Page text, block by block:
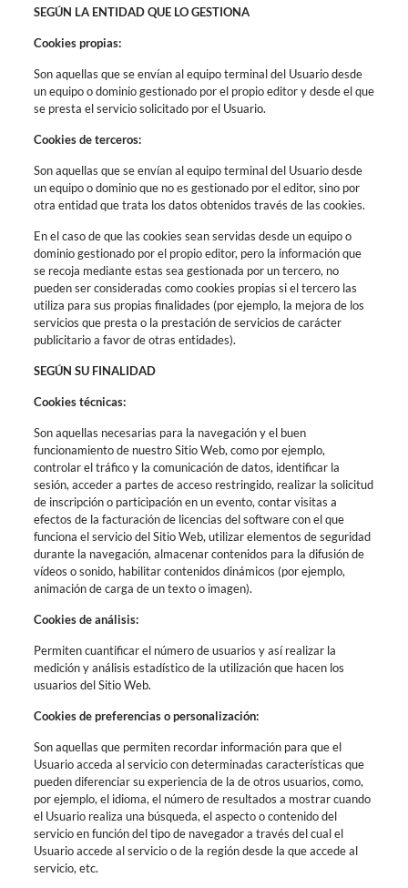
SEGÚN LA ENTIDAD QUE LO GESTIONA
Cookies propias:
Son aquellas que se envían al equipo terminal del Usuario desde
un equipo o dominio gestionado por el propio editor y desde el que
se presta el servicio solicitado por el Usuario.
Cookies de terceros:
Son aquellas que se envían al equipo terminal del Usuario desde
un equipo o dominio que no es gestionado por el editor, sino por
otra entidad que trata los datos obtenidos través de las cookies.
En el caso de que las cookies sean servidas desde un equipo o
dominio gestionado por el propio editor, pero la información que
se recoja mediante estas sea gestionada por un tercero, no
pueden ser consideradas como cookies propias si el tercero las
utiliza para sus propias finalidades (por ejemplo, la mejora de los
servicios que presta o la prestación de servicios de carácter
publicitario a favor de otras entidades).
SEGÚN SU FINALIDAD
Cookies técnicas:
Son aquellas necesarias para la navegación y el buen
funcionamiento de nuestro Sitio Web, como por ejemplo,
controlar el tráfico y la comunicación de datos, identificar la
sesión, acceder a partes de acceso restringido, realizar la solicitud
de inscripción o participación en un evento, contar visitas a
efectos de la facturación de licencias del software con el que
funciona el servicio del Sitio Web, utilizar elementos de seguridad
durante la navegación, almacenar contenidos para la difusión de
vídeos o sonido, habilitar contenidos dinámicos (por ejemplo,
animación de carga de un texto o imagen).
Cookies de análisis:
Permiten cuantificar el número de usuarios y así realizar la
medición y análisis estadístico de la utilización que hacen los
usuarios del Sitio Web.
Cookies de preferencias o personalización:
Son aquellas que permiten recordar información para que el
Usuario acceda al servicio con determinadas características que
pueden diferenciar su experiencia de la de otros usuarios, como,
por ejemplo, el idioma, el número de resultados a mostrar cuando
el Usuario realiza una búsqueda, el aspecto o contenido del
servicio en función del tipo de navegador a través del cual el
Usuario accede al servicio o de la región desde la que accede al
servicio, etc.